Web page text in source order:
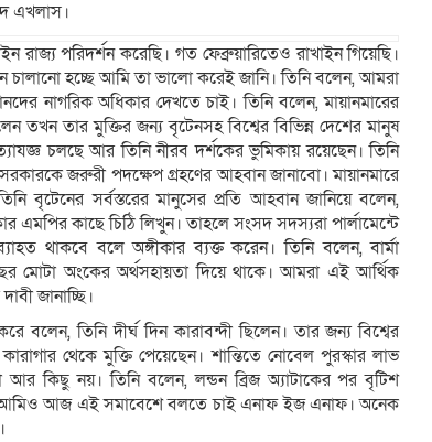
এখলাস।
পরিদর্শন করেছি। গত ফেব্রুয়ারিতেও রাখাইন গিয়েছি।
চালানো হচ্ছে আমি তা ভালো করেই জানি। তিনি বলেন, আমরা
নাগরিক অধিকার দেখতে চাই। তিনি বলেন, মায়ানমারের
তখন তার মুক্তির জন্য বৃটেনসহ বিশ্বের বিভিন্ন দেশের মানুষ
চলছে আর তিনি নীরব দর্শকের ভুমিকায় রয়েছেন। তিনি
সরকারকে জরুরী পদক্ষেপ গ্রহণের আহবান জানাবো। মায়ানমারে
বৃটেনের সর্বস্তরের মানুসের প্রতি আহবান জানিয়ে বলেন,
এমপির কাছে চিঠি লিখুন। তাহলে সংসদ সদস্যরা পার্লামেন্টে
থাকবে বলে অঙ্গীকার ব্যক্ত করেন। তিনি বলেন, বার্মা
মোটা অংকের অর্থসহায়তা দিয়ে থাকে। আমরা এই আর্থিক
জানাচ্ছি।
তিনি দীর্ঘ দিন কারাবন্দী ছিলেন। তার জন্য বিশ্বের
থেকে মুক্তি পেয়েছেন। শান্তিতে নোবেল পুরস্কার লাভ
কিছু নয়। তিনি বলেন, লন্ডন ব্রিজ অ্যাটাকের পর বৃটিশ
আমিও আজ এই সমাবেশে বলতে চাই এনাফ ইজ এনাফ। অনেক